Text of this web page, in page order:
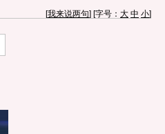
[我来说两句] [字号： 大 中 小]